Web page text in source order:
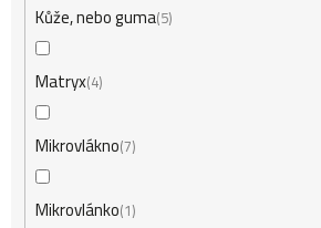
Kůže, nebo guma 5
Matryx 4
Mikrovlákno 7
Mikrovlánko 1